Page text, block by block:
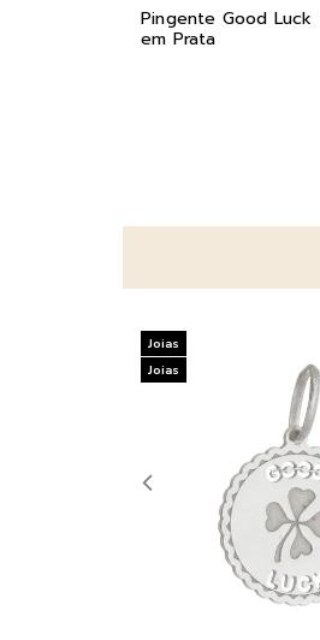
Pingente Good Luck
em Prata
Joias
Joias